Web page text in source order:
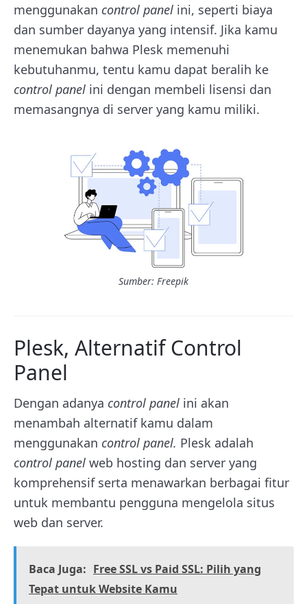
menggunakan control panel ini, seperti biaya
dan sumber dayanya yang intensif. Jika kamu
menemukan bahwa Plesk memenuhi
kebutuhanmu, tentu kamu dapat beralih ke
control panel ini dengan membeli lisensi dan
memasangnya di server yang kamu miliki.
Sumber: Freepik
Plesk, Alternatif Control
Panel
Dengan adanya control panel ini akan
menambah alternatif kamu dalam
menggunakan control panel. Plesk adalah
control panel web hosting dan server yang
komprehensif serta menawarkan berbagai fitur
untuk membantu pengguna mengelola situs
web dan server.
Baca Juga: Free SSL vs Paid SSL: Pilih yang
Tepat untuk Website Kamu